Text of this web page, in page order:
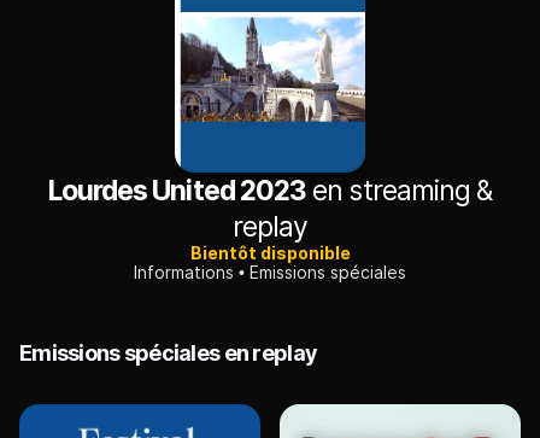
Lourdes United 2023 en streaming &
replay
Bientôt disponible
Informations
Emissions spéciales
Emissions spéciales en replay